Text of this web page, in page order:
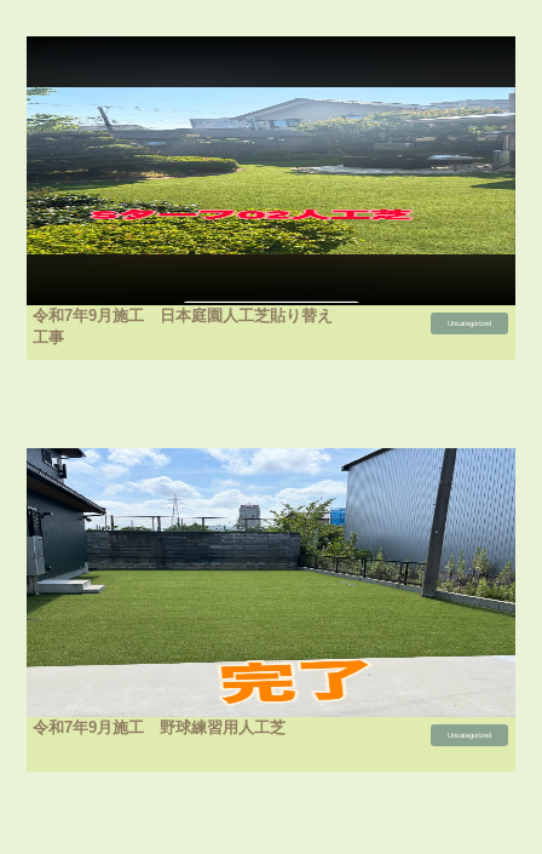
令和7年9月施工 日本庭園人工芝貼り替え
工事
Uncategorized
令和7年9月施工 野球練習用人工芝 Uncategorized